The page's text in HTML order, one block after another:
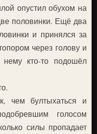
опустил обухом на
половинки. Ещё два
и принялся за
через голову и
кто-то подошёл
чем бултыхаться и
голосом
силы пропадает